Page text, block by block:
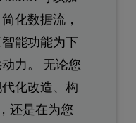
化数据流，
能功能为下
力。 无论您
化改造、构
还是在为您